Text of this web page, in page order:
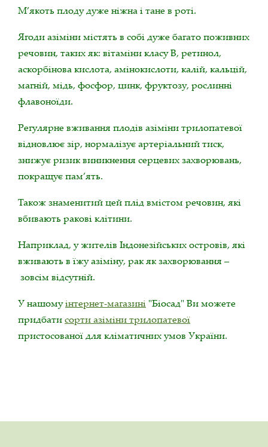
М’якоть плоду дуже ніжна і тане в роті.
Ягоди азіміни містять в собі дуже багато поживних
речовин, таких як: вітаміни класу В, ретинол,
аскорбінова кислота, амінокислоти, калій, кальцій,
магній, мідь, фосфор, цинк, фруктозу, рослинні
флавоноїди.
Регулярне вживання плодів азіміни трилопатевої
відновлює зір, нормалізує артеріальний тиск,
знижує ризик виникнення серцевих захворювань,
покращує пам’ять.
Також знаменитий цей плід вмістом речовин, які
вбивають ракові клітини.
Наприклад, у жителів Індонезійських островів, які
вживають в їжу азіміну, рак як захворювання –
зовсім відсутній.
У нашомуінтернет-магазині "Біосад" Ви можете
придбатисорти азіміни трилопатевої
пристосованої для кліматичних умов України.